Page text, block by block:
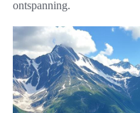
ontspanning.